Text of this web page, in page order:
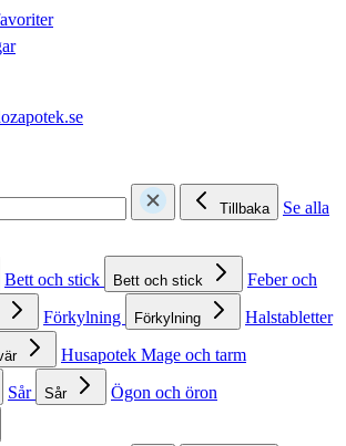
Tillbaka
Se alla
Bett och stick Bett och stick
Feber och
Förkylning Förkylning
Halstabletter
Husapotek Mage och tarm
Sår Sår Ögon och öron